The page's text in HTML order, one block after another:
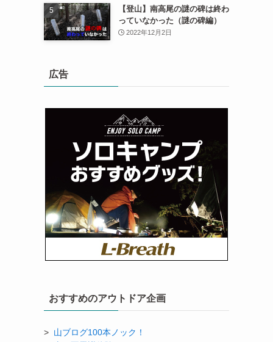
【登山】南高尾の謎の碑は終わ
っていなかった（謎の碑編）
2022年12月2日
広告
おすすめのアウトドア企画
> 山ブログ100本ノック！